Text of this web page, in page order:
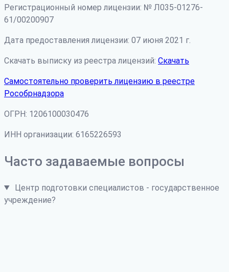
Регистрационный номер лицензии: № Л035-01276-
61/00200907
Дата предоставления лицензии: 07 июня 2021 г.
Скачать выписку из реестра лицензий: Скачать
Самостоятельно проверить лицензию в реестре
Рособрнадзора
ОГРН: 1206100030476
ИНН организации: 6165226593
Часто задаваемые вопросы
Центр подготовки специалистов - государственное
учреждение?